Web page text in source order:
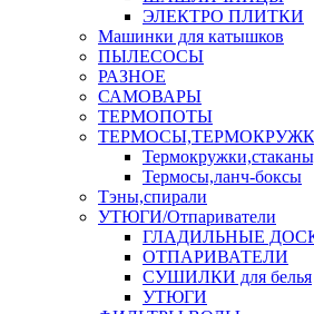
ЭЛЕКТРО ПЛИТКИ
Машинки для катышков
ПЫЛЕСОСЫ
РАЗНОЕ
САМОВАРЫ
ТЕРМОПОТЫ
Термосы,ланч-боксы
Тэны,спирали
УТЮГИ/Отпариватели
ГЛАДИЛЬНЫЕ
ОТПАРИВАТЕЛИ
СУШИЛКИ для белья
УТЮГИ